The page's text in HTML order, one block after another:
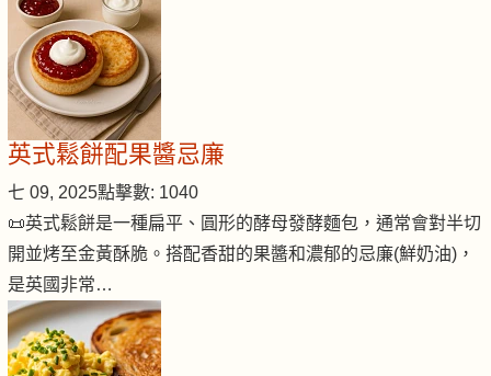
英式鬆餅配果醬忌廉
七 09, 2025點擊數: 1040
📜英式鬆餅是一種扁平、圓形的酵母發酵麵包，通常會對半切
開並烤至金黃酥脆。搭配香甜的果醬和濃郁的忌廉(鮮奶油)，
是英國非常…